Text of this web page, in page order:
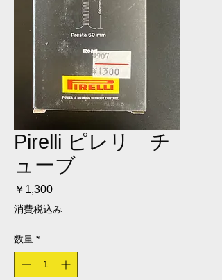
Pirelli ピレリ チ
ューブ
￥1,300価格
消費税込み
数量 *